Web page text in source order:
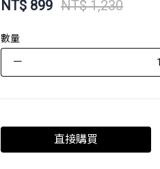
NT$899 NT$ 1,230
數量
－
直接購買